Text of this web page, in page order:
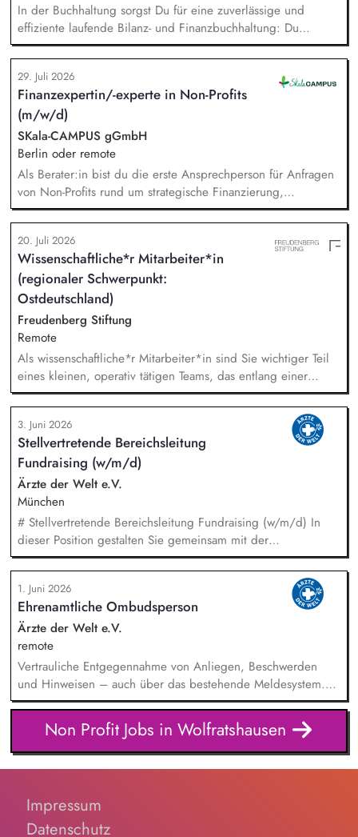
In der Buchhaltung sorgst Du für eine zuverlässige und
effiziente laufende Bilanz- und Finanzbuchhaltung: Du
bearbeitest Bankgeschäfte, Kreditoren und Debitoren,
wickelst den Zahlungsverkehr ab und unterstützt bei Lohn-
und Gehaltsabrechnung sowie im Steuer- und Meldewesen.
Zudem übernimmst Du eigenständig Abschlussarbeiten sowie
Kosten- und Leistungsrechnung und bringst Dich in
bereichsübergreifende Themen ein.
29. Juli 2026
Finanzexpertin/-experte in Non-Profits
(m/w/d)
SKala-CAMPUS gGmbH
Berlin oder remote
Als Berater:in bist du die erste Ansprechperson für Anfragen
von Non-Profits rund um strategische Finanzierung,
Finanzmanagement und Fundraising. Dabei entwickelst du
den gesamten Prozess von der Anfrage über
Angebotserstellung bis zur eigenverantwortlichen Umsetzung.
Auf Basis der jeweiligen Herausforderungen entwickelst du
passgenaue Beratungsprozesse und berätst Organisationen zu
zentralen Fragen ihrer finanziellen Steuerung und
strategischen Weiterentwicklung.
20. Juli 2026
Wissenschaftliche*r Mitarbeiter*in
(regionaler Schwerpunkt:
Ostdeutschland)
Freudenberg Stiftung
Remote
Als wissenschaftliche*r Mitarbeiter*in sind Sie wichtiger Teil
eines kleinen, operativ tätigen Teams, das entlang einer
klaren Programmatik langfristig soziale Innovation
implementiert. Sie unterstützen die Geschäftsführung bei der
Umsetzung der Stiftungsprogrammatik und entwickeln dabei
die Internationalisierungsstrategie der Stiftung weiter. Sie
übersetzen wissenschaftliche Erkenntnisse in
alltagsangebundene Handlungsansätze entlang unserer
Stiftungsprogrammatik.
3. Juni 2026
Stellvertretende Bereichsleitung
Fundraising (w/m/d)
Ärzte der Welt e.V.
München
# Stellvertretende Bereichsleitung Fundraising (w/m/d) In
dieser Position gestalten Sie gemeinsam mit der
Bereichsleitung die strategische Weiterentwicklung des
Fundraisings und übernehmen Führungs- sowie
Steuerungsaufgaben in einem dynamischen Umfeld. Ein
Schwerpunkt Ihrer Tätigkeit liegt in der Führung und
Weiterentwicklung des Dialogmarketing-Teams: strategische
Weiterentwicklung des Dialogmarketings, fachliche Leitung
und Koordination des Teams, Entwicklung und Optimierung
von Maßnahmen sowie Identifikation neuer
Fundraisingpotenziale.
1. Juni 2026
Ehrenamtliche Ombudsperson
Ärzte der Welt e.V.
remote
Vertrauliche Entgegennahme von Anliegen, Beschwerden
und Hinweisen – auch über das bestehende Meldesystem.
Vermittlung bei Konflikten und Unterstützung bei
Klärungsprozessen. Konzeption und Durchführung von
Schulungen und Sensibilisierungsformaten. Mitwirkung an der
Weiterentwicklung von Leitlinien, Verhaltenskodizes und dem
Meldesystem. Förderung einer offenen Feedback- und
Non Profit Jobs in Wolfratshausen
Impressum
Datenschutz